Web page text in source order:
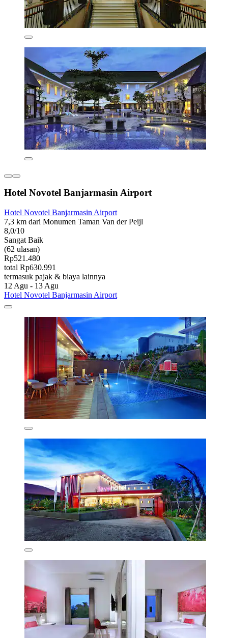
Hotel Novotel Banjarmasin Airport
Hotel Novotel Banjarmasin Airport
7,3 km dari Monumen Taman Van der Peijl
8,0/10
Sangat Baik
(62 ulasan)
Rp521.480
total Rp630.991
termasuk pajak & biaya lainnya
12 Agu - 13 Agu
Hotel Novotel Banjarmasin Airport